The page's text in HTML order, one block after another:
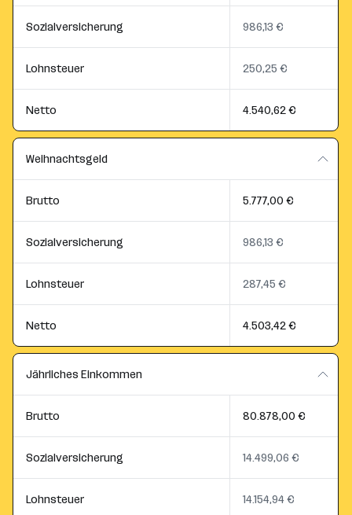
Sozialversicherung 986,13 €
Lohnsteuer 250,25 €
Netto 4.540,62 €
Weihnachtsgeld
Brutto 5.777,00 €
Sozialversicherung 986,13 €
Lohnsteuer 287,45 €
Netto 4.503,42 €
Jährliches Einkommen
Brutto 80.878,00 €
Sozialversicherung 14.499,06 €
Lohnsteuer 14.154,94 €